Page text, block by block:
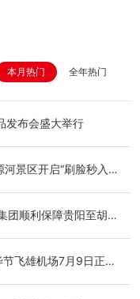
本月热门 全年热门
发布会盛大举行
景区开启“刷脸秒入
团顺利保障贵阳至胡
飞雄机场7月9日正式